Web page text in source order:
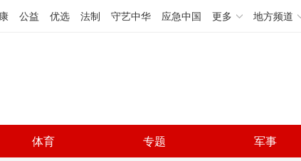
公益 优选 法制 守艺中华 应急中国 更多 地方频道
体育 专题 军事